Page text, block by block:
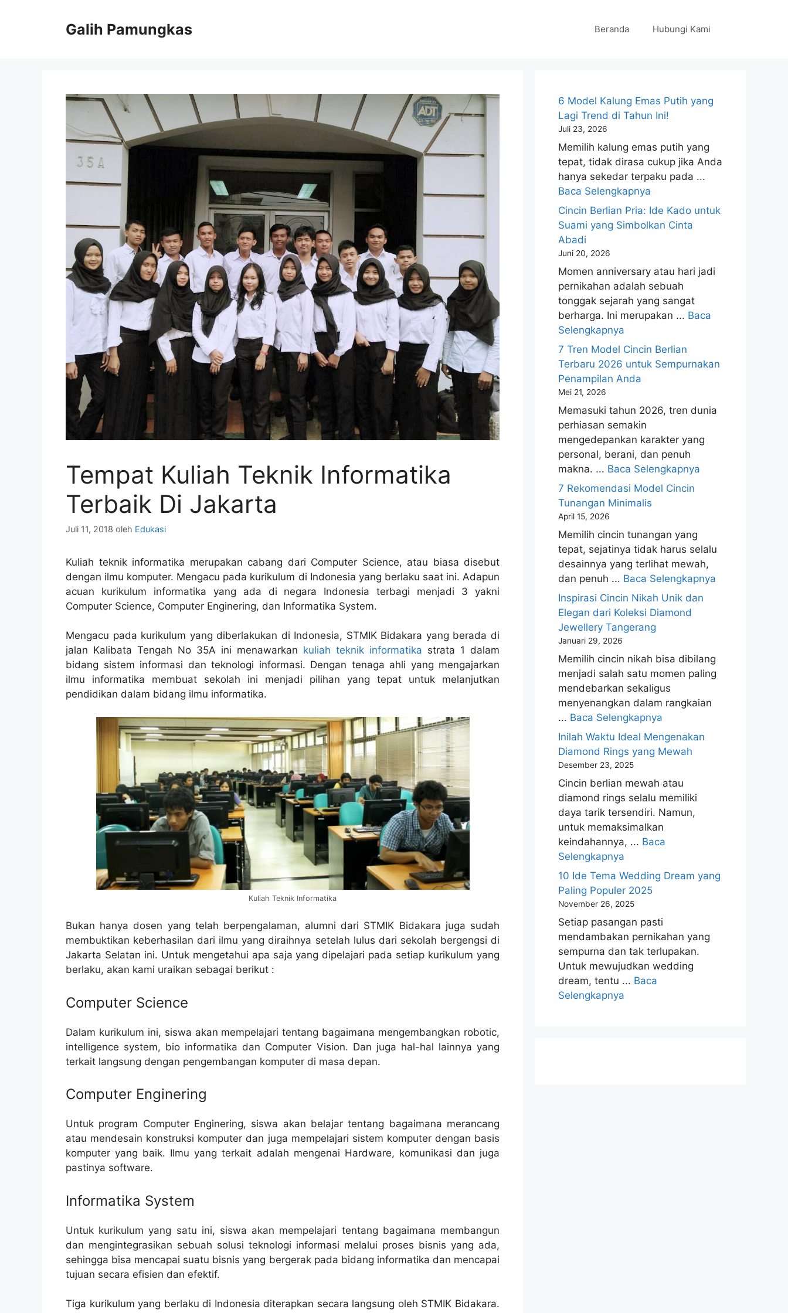
Galih Pamungkas Beranda Hubungi Kami
Tempat Kuliah Teknik Informatika
Terbaik Di Jakarta
Juli 11, 2018 oleh Edukasi
Kuliah teknik informatika merupakan cabang dari Computer Science, atau biasa disebut
dengan ilmu komputer. Mengacu pada kurikulum di Indonesia yang berlaku saat ini. Adapun
acuan kurikulum informatika yang ada di negara Indonesia terbagi menjadi 3 yakni
Computer Science, Computer Enginering, dan Informatika System.
Mengacu pada kurikulum yang diberlakukan di Indonesia, STMIK Bidakara yang berada di
jalan Kalibata Tengah No 35A ini menawarkan kuliah teknik informatika strata 1 dalam
bidang sistem informasi dan teknologi informasi. Dengan tenaga ahli yang mengajarkan
ilmu informatika membuat sekolah ini menjadi pilihan yang tepat untuk melanjutkan
pendidikan dalam bidang ilmu informatika.
Kuliah Teknik Informatika
Bukan hanya dosen yang telah berpengalaman, alumni dari STMIK Bidakara juga sudah
membuktikan keberhasilan dari ilmu yang diraihnya setelah lulus dari sekolah bergengsi di
Jakarta Selatan ini. Untuk mengetahui apa saja yang dipelajari pada setiap kurikulum yang
berlaku, akan kami uraikan sebagai berikut :
Computer Science
Dalam kurikulum ini, siswa akan mempelajari tentang bagaimana mengembangkan robotic,
intelligence system, bio informatika dan Computer Vision. Dan juga hal-hal lainnya yang
terkait langsung dengan pengembangan komputer di masa depan.
Computer Enginering
Untuk program Computer Enginering, siswa akan belajar tentang bagaimana merancang
atau mendesain konstruksi komputer dan juga mempelajari sistem komputer dengan basis
komputer yang baik. Ilmu yang terkait adalah mengenai Hardware, komunikasi dan juga
pastinya software.
Informatika System
Untuk kurikulum yang satu ini, siswa akan mempelajari tentang bagaimana membangun
dan mengintegrasikan sebuah solusi teknologi informasi melalui proses bisnis yang ada,
sehingga bisa mencapai suatu bisnis yang bergerak pada bidang informatika dan mencapai
tujuan secara efisien dan efektif.
Tiga kurikulum yang berlaku di Indonesia diterapkan secara langsung oleh STMIK Bidakara.
6 Model Kalung Emas Putih yang
Lagi Trend di Tahun Ini!
Juli 23, 2026
Memilih kalung emas putih yang
tepat, tidak dirasa cukup jika Anda
hanya sekedar terpaku pada ...
Baca Selengkapnya
Cincin Berlian Pria: Ide Kado untuk
Suami yang Simbolkan Cinta
Abadi
Juni 20, 2026
Momen anniversary atau hari jadi
pernikahan adalah sebuah
tonggak sejarah yang sangat
berharga. Ini merupakan ... Baca
Selengkapnya
7 Tren Model Cincin Berlian
Terbaru 2026 untuk Sempurnakan
Penampilan Anda
Mei 21, 2026
Memasuki tahun 2026, tren dunia
perhiasan semakin
mengedepankan karakter yang
personal, berani, dan penuh
makna. ... Baca Selengkapnya
7 Rekomendasi Model Cincin
Tunangan Minimalis
April 15, 2026
Memilih cincin tunangan yang
tepat, sejatinya tidak harus selalu
desainnya yang terlihat mewah,
dan penuh ... Baca Selengkapnya
Inspirasi Cincin Nikah Unik dan
Elegan dari Koleksi Diamond
Jewellery Tangerang
Januari 29, 2026
Memilih cincin nikah bisa dibilang
menjadi salah satu momen paling
mendebarkan sekaligus
menyenangkan dalam rangkaian
... Baca Selengkapnya
Inilah Waktu Ideal Mengenakan
Diamond Rings yang Mewah
Desember 23, 2025
Cincin berlian mewah atau
diamond rings selalu memiliki
daya tarik tersendiri. Namun,
untuk memaksimalkan
keindahannya, ... Baca
Selengkapnya
10 Ide Tema Wedding Dream yang
Paling Populer 2025
November 26, 2025
Setiap pasangan pasti
mendambakan pernikahan yang
sempurna dan tak terlupakan.
Untuk mewujudkan wedding
dream, tentu ... Baca
Selengkapnya